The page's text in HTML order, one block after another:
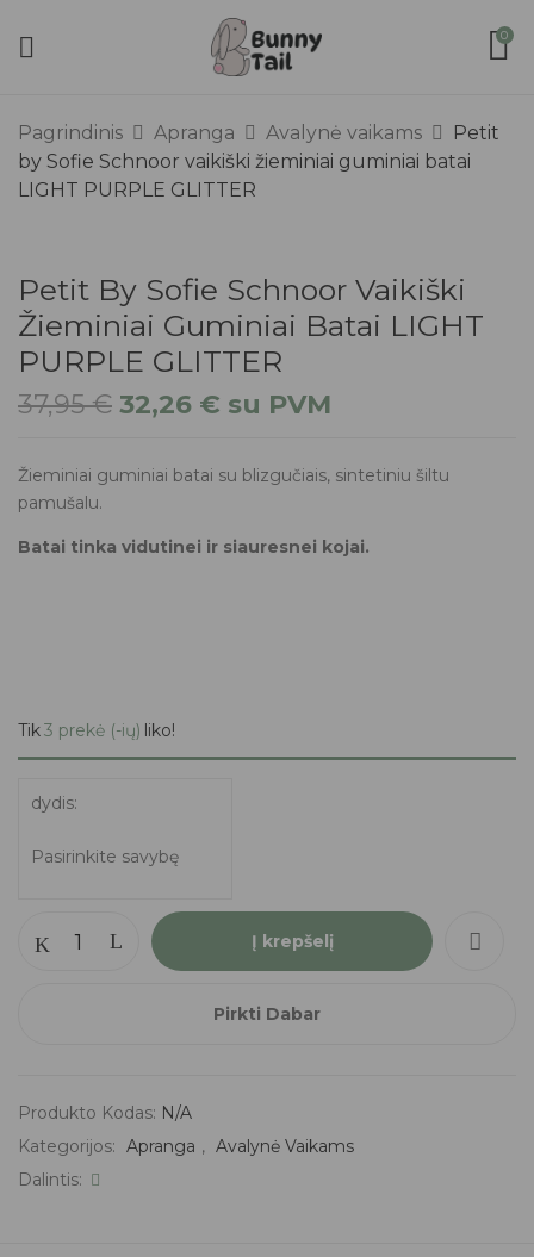
0
Pagrindinis Apranga Avalynė vaikams
Petit
by Sofie Schnoor vaikiški žieminiai guminiai batai
LIGHT PURPLE GLITTER
Petit By Sofie Schnoor Vaikiški
Žieminiai Guminiai Batai LIGHT
PURPLE GLITTER
37,95€ 32,26 € su PVM
Žieminiai guminiai batai su blizgučiais, sintetiniu šiltu
pamušalu.
Batai tinka vidutinei ir siauresnei kojai.
Tik3 prekė (-ių) liko!
dydis
Į krepšelį
Pirkti Dabar
Produkto Kodas: N/A
Kategorijos: Apranga , Avalynė Vaikams
Dalintis: